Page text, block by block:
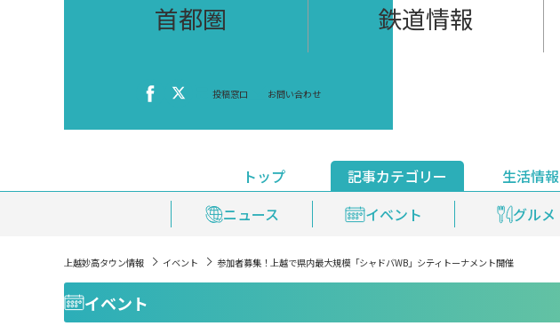
首都圏 鉄道情報
投稿窓口 お問い合わせ
トップ
記事カテゴリー
ニュース
イベント グルメ
生活情報
おくやみ情報
安全安心情報
ライブ配信
上越妙高タウン情報 イベント 参加者募集！上越で県内最大規模「シャドバWB」シティトーナメント開催
イベント